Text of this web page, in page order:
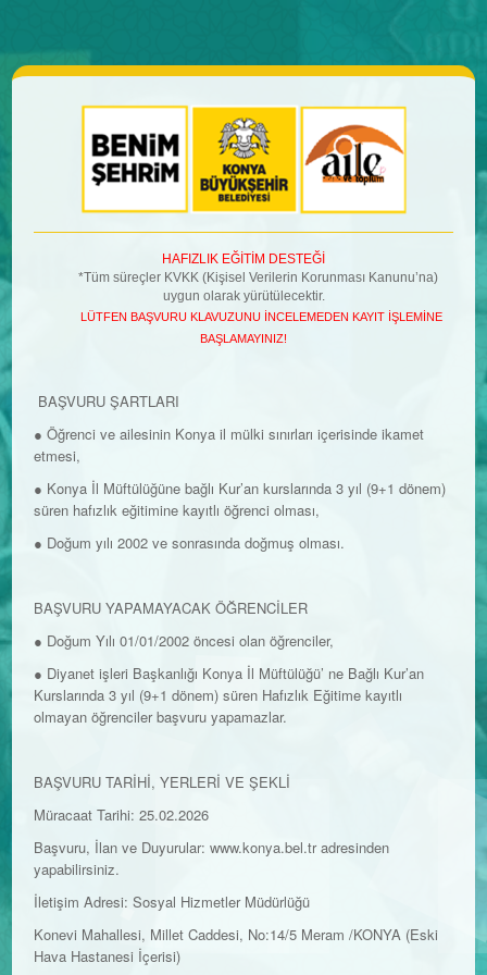
HAFIZLIK EĞİTİM DESTEĞİ
*Tüm süreçler KVKK (Kişisel Verilerin Korunması Kanunu’na)
uygun olarak yürütülecektir.
LÜTFEN BAŞVURU KLAVUZUNU İNCELEMEDEN KAYIT İŞLEMİNE
BAŞLAMAYINIZ!
BAŞVURU ŞARTLARI
● Öğrenci ve ailesinin Konya il mülki sınırları içerisinde ikamet
etmesi,
● Konya İl Müftülüğüne bağlı Kur’an kurslarında 3 yıl (9+1 dönem)
süren hafızlık eğitimine kayıtlı öğrenci olması,
● Doğum yılı 2002 ve sonrasında doğmuş olması.
BAŞVURU YAPAMAYACAK ÖĞRENCİLER
● Doğum Yılı 01/01/2002 öncesi olan öğrenciler,
● Diyanet işleri Başkanlığı Konya İl Müftülüğü’ ne Bağlı Kur’an
Kurslarında 3 yıl (9+1 dönem) süren Hafızlık Eğitime kayıtlı
olmayan öğrenciler başvuru yapamazlar.
BAŞVURU TARİHİ, YERLERİ VE ŞEKLİ
Müracaat Tarihi: 25.02.2026
Başvuru, İlan ve Duyurular: www.konya.bel.tr adresinden
yapabilirsiniz.
İletişim Adresi: Sosyal Hizmetler Müdürlüğü
Konevi Mahallesi, Millet Caddesi, No:14/5 Meram /KONYA (Eski
Hava Hastanesi İçerisi)